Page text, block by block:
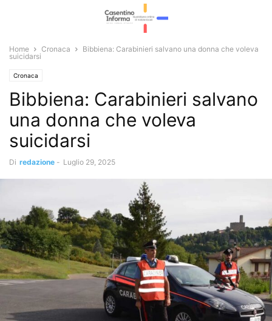
Home Cronaca
Bibbiena: Carabinieri salvano una donna che voleva
suicidarsi
Cronaca
Bibbiena: Carabinieri salvano
una donna che voleva
suicidarsi
Di redazione - Luglio 29, 2025